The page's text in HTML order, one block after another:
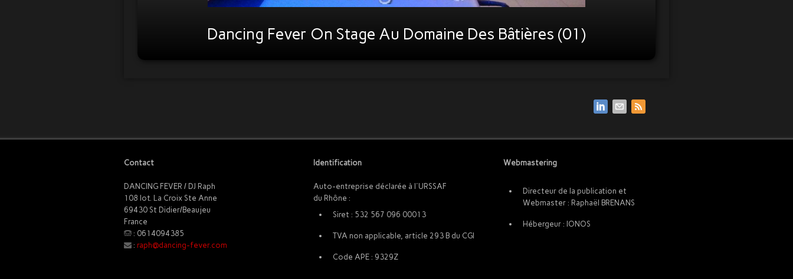
Dancing Fever On Stage Au Domaine Des Bâtières (01)
Contact
DANCING FEVER / DJ Raph
108 lot. La Croix Ste Anne
69430 St Didier/Beaujeu
France
: 0614094385
: raph@dancing-fever.com
Identification
Auto-entreprise déclarée à l'URSSAF
du Rhône :
Siret : 532 567 096 00013
TVA non applicable, article 293 B du CGI
Code APE : 9329Z
Webmastering
Directeur de la publication et
Webmaster : Raphaël BRENANS
Hébergeur : IONOS